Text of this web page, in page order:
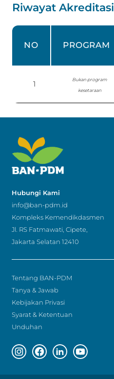
Riwayat Akreditasi
NO PROGRAM
1
Bukan program
kesetaraan
Hubungi Kami
info@ban-pdm.id
Kompleks Kemendikdasmen
Jl. RS Fatmawati, Cipete,
Jakarta Selatan 12410
Tentang BAN-PDM
Tanya & Jawab
Kebijakan Privasi
Syarat & Ketentuan
Unduhan